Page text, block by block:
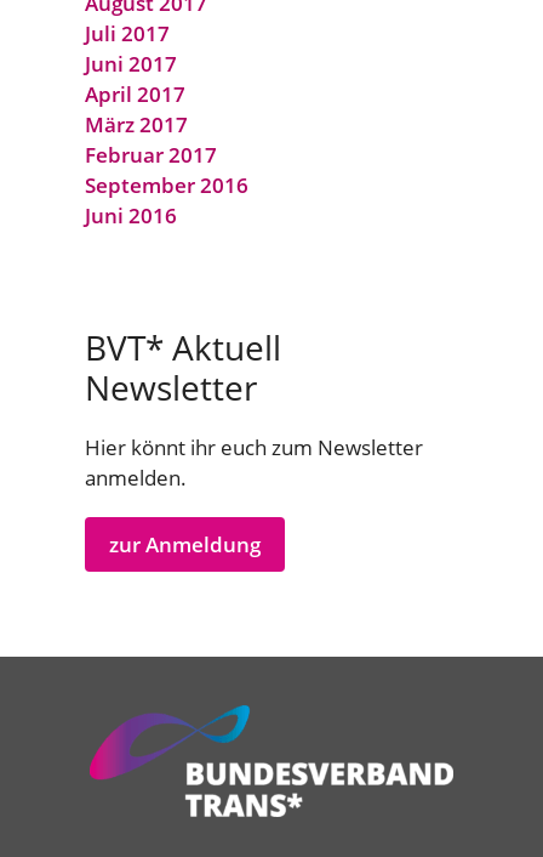
Juli 2017
Juni 2017
April 2017
März 2017
Februar 2017
September 2016
Juni 2016
BVT* Aktuell
Newsletter
Hier könnt ihr euch zum Newsletter
anmelden.
zur Anmeldung